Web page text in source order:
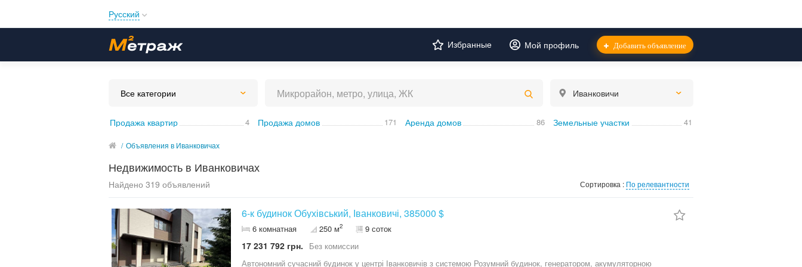
Русский
Українська
Избранные Мой профиль Добавить объявление
Все категории Иванковичи
Продажа квартир 4 Продажа домов 171 Аренда домов 86 Земельные участки 41
/ Объявления в Иванковичах
Недвижимость в Иванковичах
Найдено 319 объявлений Сортировка : По релевантности
6-к будинок Обухівський, Іванковичі, 385000 $
6 комнатная 250 м2 9 соток
17 231 792 грн.
Без комиссии
Автономний сучасний будинок у центрі Іванковичів з системою Розумний будинок, генератором, акумуляторною